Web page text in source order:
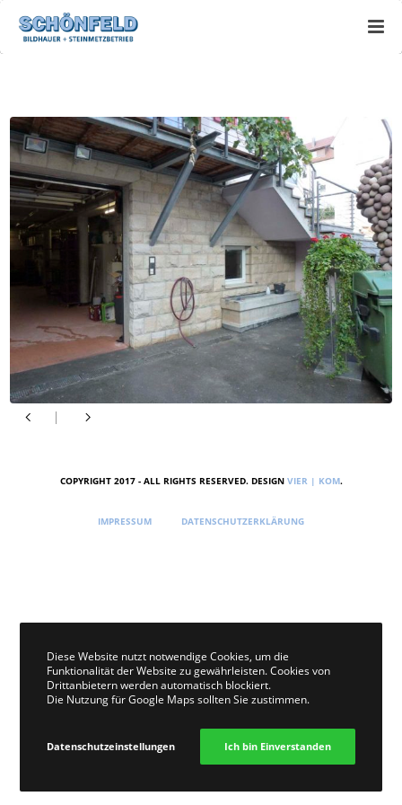
COPYRIGHT 2017 - ALL RIGHTS RESERVED. DESIGN VIER | KOM.
IMPRESSUM DATENSCHUTZERKLÄRUNG
Diese Website nutzt notwendige Cookies, um die
Funktionalität der Website zu gewährleisten. Cookies von
Drittanbietern werden automatisch blockiert.
Die Nutzung für Google Maps sollten Sie zustimmen.
Datenschutzeinstellungen Ich bin Einverstanden